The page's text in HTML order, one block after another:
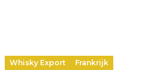
Whisky Export Frankrijk